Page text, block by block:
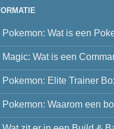
Pokemon: Wat is een
Magic: Wat is een
Pokemon: Elite Trainer
Pokemon: Waarom een